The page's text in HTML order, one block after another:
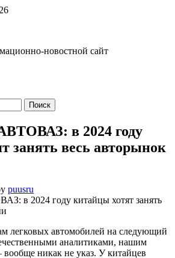
новостной сайт
в 2024 году
занять весь авторынок
puusru
легковых автомобилей на следующий
аналитиками, нашим
никак не указ. У китайцев